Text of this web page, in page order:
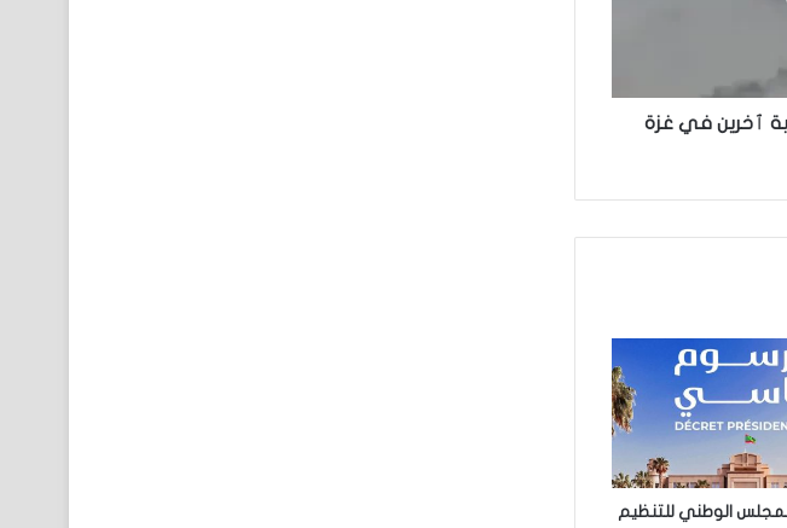
الموريتاني
قوية على جنوب
السنغال
مجلس الوزراء
مقتل 8 أشخاص وإصابة 15 آخرين في
قرب بانكوك
على مناطق
من البلادالوطني للتنظيم